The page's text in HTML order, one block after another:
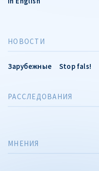
НОВОСТИ
Зарубежные Stop fals!
РАССЛЕДОВАНИЯ
МНЕНИЯ